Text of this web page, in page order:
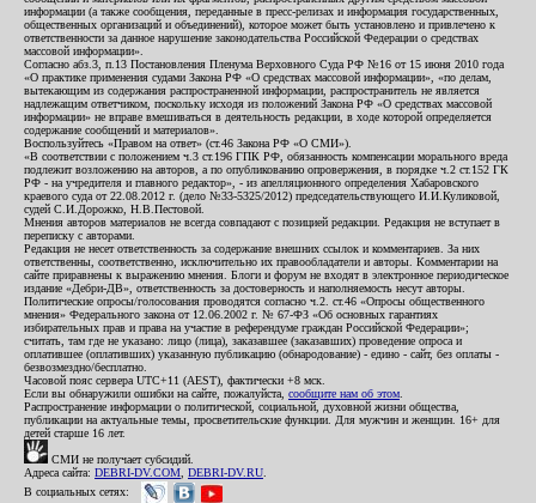
информации (а также сообщения, переданные в пресс-релизах и информация государственных,
общественных организаций и объединений), которое может быть установлено и привлечено к
ответственности за данное нарушение законодательства Российской Федерации о средствах
массовой информации».
Согласно абз.3, п.13 Постановления Пленума Верховного Суда РФ №16 от 15 июня 2010 года
«О практике применения судами Закона РФ «О средствах массовой информации», «по делам,
вытекающим из содержания распространенной информации, распространитель не является
надлежащим ответчиком, поскольку исходя из положений Закона РФ «О средствах массовой
информации» не вправе вмешиваться в деятельность редакции, в ходе которой определяется
содержание сообщений и материалов».
Воспользуйтесь «Правом на ответ» (ст.46 Закона РФ «О СМИ»).
«В соответствии с положением ч.3 ст.196 ГПК РФ, обязанность компенсации морального вреда
подлежит возложению на авторов, а по опубликованию опровержения, в порядке ч.2 ст.152 ГК
РФ - на учредителя и главного редактор», - из апелляционного определения Хабаровского
краевого суда от 22.08.2012 г. (дело №33-5325/2012) председательствующего И.И.Куликовой,
судей С.И.Дорожко, Н.В.Пестовой.
Мнения авторов материалов не всегда совпадают с позицией редакции. Редакция не вступает в
переписку с авторами.
Редакция не несет ответственность за содержание внешних ссылок и комментариев. За них
ответственны, соответственно, исключительно их правообладатели и авторы. Комментарии на
сайте приравнены к выражению мнения. Блоги и форум не входят в электронное периодическое
издание «Дебри-ДВ», ответственность за достоверность и наполняемость несут авторы.
Политические опросы/голосования проводятся согласно ч.2. ст.46 «Опросы общественного
мнения» Федерального закона от 12.06.2002 г. № 67-ФЗ «Об основных гарантиях
избирательных прав и права на участие в референдуме граждан Российской Федерации»;
считать, там где не указано: лицо (лица), заказавшее (заказавших) проведение опроса и
оплатившее (оплативших) указанную публикацию (обнародование) - едино - сайт, без оплаты -
безвозмездно/бесплатно.
Часовой пояс сервера UTC+11 (AEST), фактически +8 мск.
Если вы обнаружили ошибки на сайте, пожалуйста, сообщите нам об этом
Распространение информации о политической, социальной, духовной жизни общества,
публикации на актуальные темы, просветительские функции. Для мужчин и женщин. 16+ для
детей старше 16 лет.
СМИ не получает субсидий.
Адреса сайта: DEBRI-DV.COM DEBRI-DV.RU
В социальных сетях: